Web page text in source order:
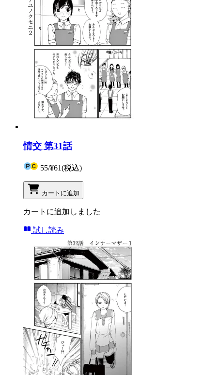
情交 第31話
55/¥61(税込)
カートに追加
カートに追加しました
試し読み